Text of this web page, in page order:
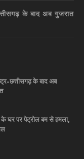
के बाद अब गुजरात
छत्तीसगढ़ के बाद अब
घर पर पेट्रोल बम से हमला,